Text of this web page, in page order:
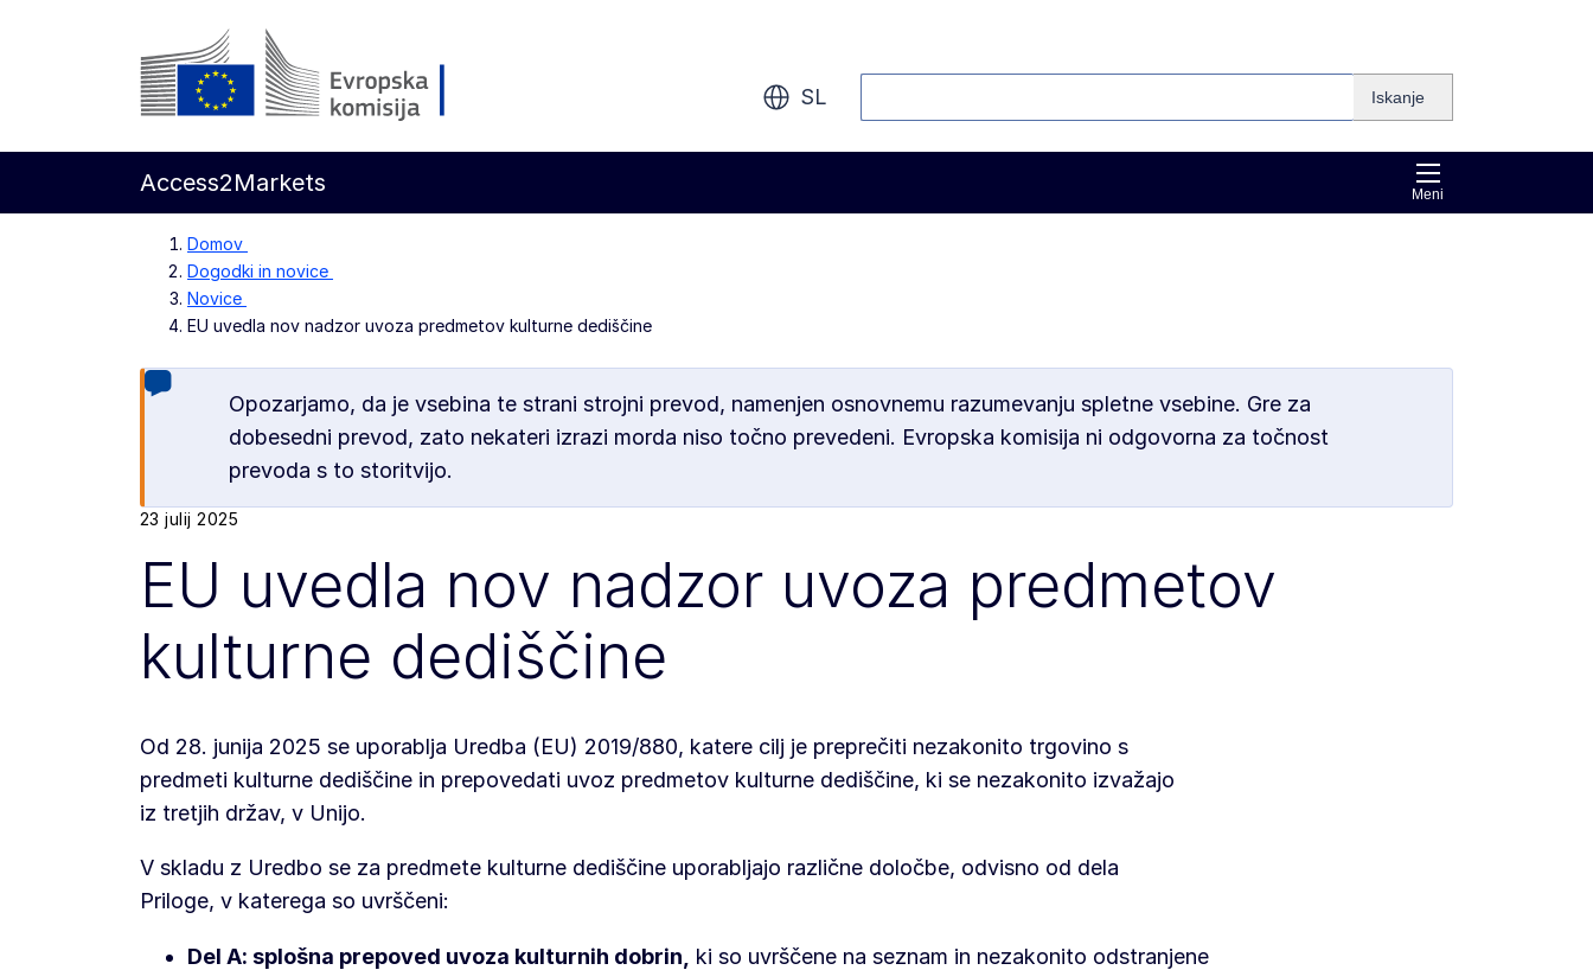
Preskoči na glavno vsebino
SL Iskanje
Meni
Access2Markets
Domov
Dogodki in novice
Novice
EU uvedla nov nadzor uvoza predmetov kulturne dediščine
Opozarjamo, da je vsebina te strani strojni prevod, namenjen osnovnemu razumevanju spletne vsebine. Gre za
dobesedni prevod, zato nekateri izrazi morda niso točno prevedeni. Evropska komisija ni odgovorna za točnost
prevoda s to storitvijo.
23 julij 2025
EU uvedla nov nadzor uvoza predmetov
kulturne dediščine
Od 28. junija 2025 se uporablja Uredba (EU) 2019/880, katere cilj je preprečiti nezakonito trgovino s
predmeti kulturne dediščine in prepovedati uvoz predmetov kulturne dediščine, ki se nezakonito izvažajo
iz tretjih držav, v Unijo.
V skladu z Uredbo se za predmete kulturne dediščine uporabljajo različne določbe, odvisno od dela
Priloge, v katerega so uvrščeni:
Del A: splošna prepoved uvoza kulturnih dobrin,
ki so uvrščene na seznam in nezakonito odstranjene